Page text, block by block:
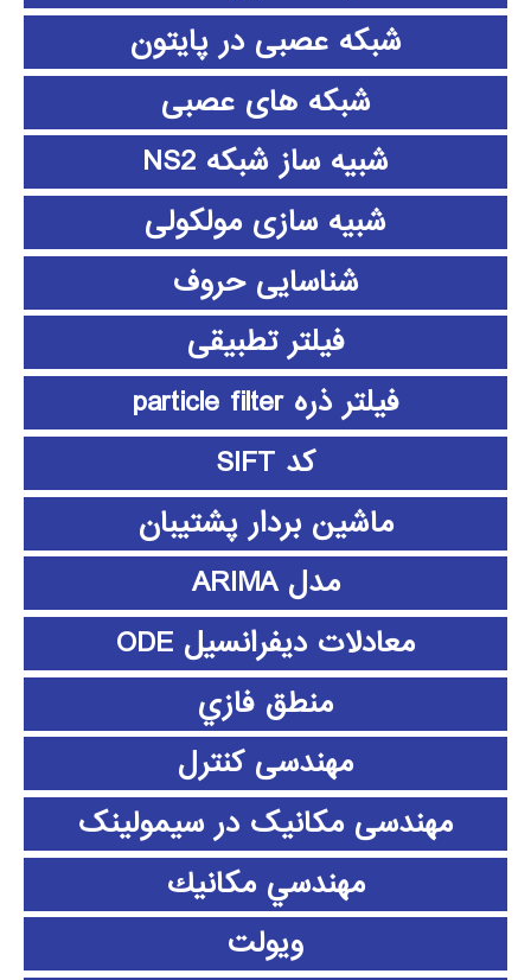
شبکه عصبی در پایتون
شبکه های عصبی
شبیه ساز شبکه NS2
شبیه سازی مولکولی
شناسایی حروف
فیلتر تطبیقی
فیلتر ذره particle filter
کد SIFT
ماشین بردار پشتیبان
مدل ARIMA
معادلات دیفرانسیل ODE
منطق فازي
مهندسی کنترل
مهندسی مکانیک در سیمولینک
مهندسي مكانيك
ویولت